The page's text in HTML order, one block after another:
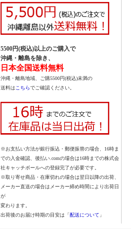
5500円(税込)以上のご購入で
沖縄・離島を除き、
日本全国送料無料
沖縄・離島地域、ご購5500円(税込)未満の
送料は こちらでご確認ください。
※お支払い方法が銀行振込・郵便振替の場合、16時ま
での入金確認、後払い.comの場合は16時までの株式会
社キャッチボールへの登録完了が必要です。
※取り寄せ商品・在庫切れの場合は翌日以降の出荷、
メーカー直送の場合はメーカー締め時間により出荷日
が
変わります。
出荷後のお届け時期の目安は「配送について 」